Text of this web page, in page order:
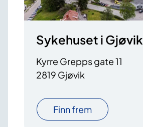
Sykehuset i Gjøvik
Kyrre Grepps gate 11
2819 Gjøvik
Finn frem